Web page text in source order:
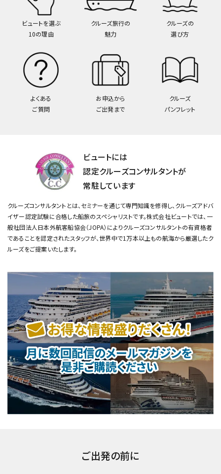
ビュートを選ぶ
10の理由
クルーズ旅行の
魅力
クルーズの
選び方
よくある
ご質問
お申込から
ご出発まで
クルーズ
パンフレット
ビュートには
認定クルーズコンサルタントが
常駐しています
クルーズコンサルタントとは、セミナーを通じて専門知識を修得し、クルーズアドバ
イザー認定試験に合格した船旅のスペシャリストです。株式会社ビュートでは、一
般社団法人日本外航客船協会（JOPA）によりクルーズコンサルタントの有資格者
であることを認定されたスタッフが、世界中で1万本以上もの航海から厳選したク
ルーズをご提案いたします。
ご出発の前に